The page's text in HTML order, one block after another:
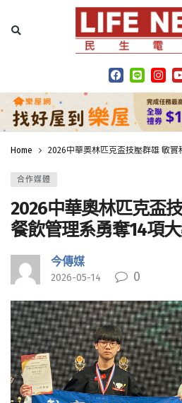
Home 2026中華奧林匹克盃技壓群雄 敏實
合作媒體
2026中華奧林匹克盃
餐飲管理系勇奪14項
今傳媒
2026-05-14 0